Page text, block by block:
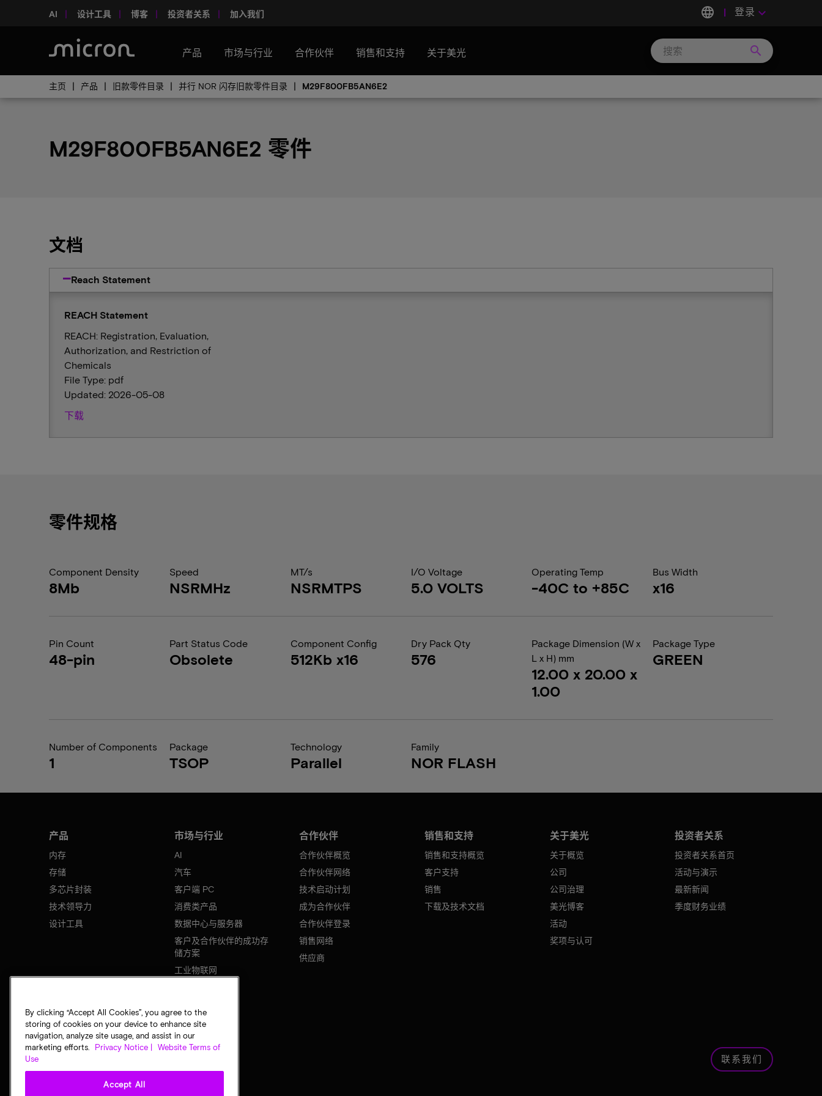
AI 设计工具 博客 投资者关系 加入我们 language 登录 keyboard_arrow_down
产品 市场与行业 合作伙伴 销售和支持 关于美光 search
主页 产品 旧款零件目录 并行 NOR 闪存旧款零件目录 M29F800FB5AN6E2
M29F800FB5AN6E2 零件
文档
Reach Statement
REACH Statement
REACH: Registration, Evaluation,
Authorization, and Restriction of
Chemicals
File Type: pdf
Updated: 2026-05-08
下载
零件规格
Component Density
8Mb
Speed
NSRMHz
MT/s
NSRMTPS
I/O Voltage
5.0 VOLTS
Operating Temp
-40C to +85C
Bus Width
x16
Pin Count
48-pin
Part Status Code
Obsolete
Component Config
512Kb x16
Dry Pack Qty
576
Package Dimension (W x
L x H) mm
12.00 x 20.00 x
1.00
Package Type
GREEN
Number of Components
1
Package
TSOP
Technology
Parallel
Family
NOR FLASH
产品
内存
存储
多芯片封装
技术领导力
设计工具
市场与行业
AI
汽车
客户端 PC
消费类产品
数据中心与服务器
客户及合作伙伴的成功存
储方案
工业物联网
合作伙伴
合作伙伴概览
合作伙伴网络
技术启动计划
成为合作伙伴
合作伙伴登录
销售网络
供应商
销售和支持
销售和支持概览
客户支持
销售
下载及技术文档
关于美光
关于概览
公司
公司治理
美光博客
活动
奖项与认可
投资者关系
投资者关系首页
活动与演示
最新新闻
季度财务业绩
联系我们
By clicking “Accept All Cookies”, you agree to the
storing of cookies on your device to enhance site
navigation, analyze site usage, and assist in our
marketing efforts.
Privacy Notice |
Website Terms of
Use
Accept All